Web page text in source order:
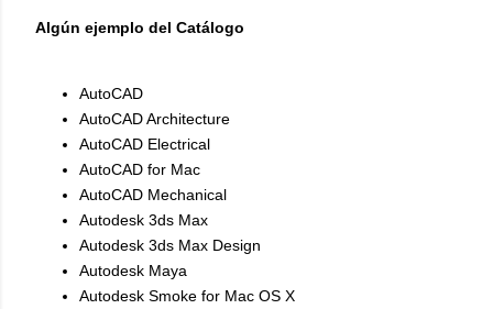
Algún ejemplo del Catálogo
AutoCAD
AutoCAD Architecture
AutoCAD Electrical
AutoCAD for Mac
AutoCAD Mechanical
Autodesk 3ds Max
Autodesk 3ds Max Design
Autodesk Maya
Autodesk Smoke for Mac OS X